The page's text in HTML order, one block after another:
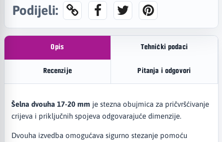
Podijeli:
Opis Tehnički podaci
Recenzije Pitanja i odgovori
Šelna dvouha 17-20 mm je stezna obujmica za pričvršćivanje
crijeva i priključnih spojeva odgovarajuće dimenzije.
Dvouha izvedba omogućava sigurno stezanje pomoću